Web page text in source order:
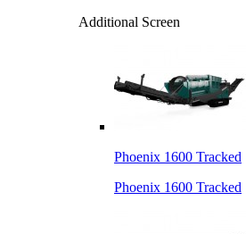
Additional Screen
Phoenix 1600 Tracked
Phoenix 1600 Tracked